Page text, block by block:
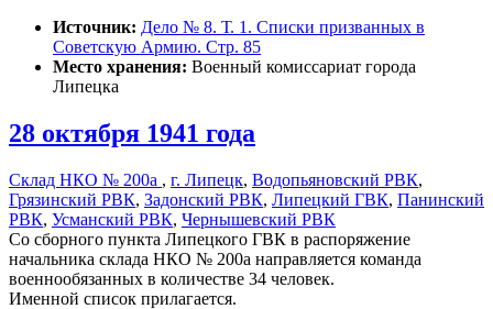
Источник: Дело № 8. Т. 1. Списки призванных в
Советскую Армию. Стр. 85
Место хранения: Военный комиссариат города
Липецка
28 октября 1941 года
Склад НКО № 200а , г. Липецк, Водопьяновский РВК,
Грязинский РВК, Задонский РВК, Липецкий ГВК, Панинский
РВК, Усманский РВК, Чернышевский РВК
Со сборного пункта Липецкого ГВК в распоряжение
начальника склада НКО № 200а направляется команда
военнообязанных в количестве 34 человек.
Именной список прилагается.